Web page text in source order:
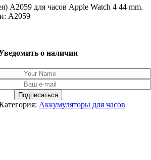
A2059 для часов Apple Watch 4 44 mm.
A2059
о наличии
Аккумуляторы для часов